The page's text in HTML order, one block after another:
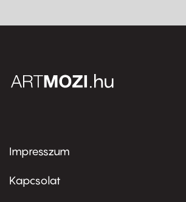
Footer
first
Impresszum
Kapcsolat